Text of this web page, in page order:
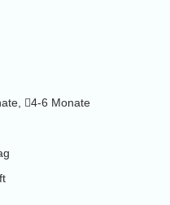
4-6 Monate